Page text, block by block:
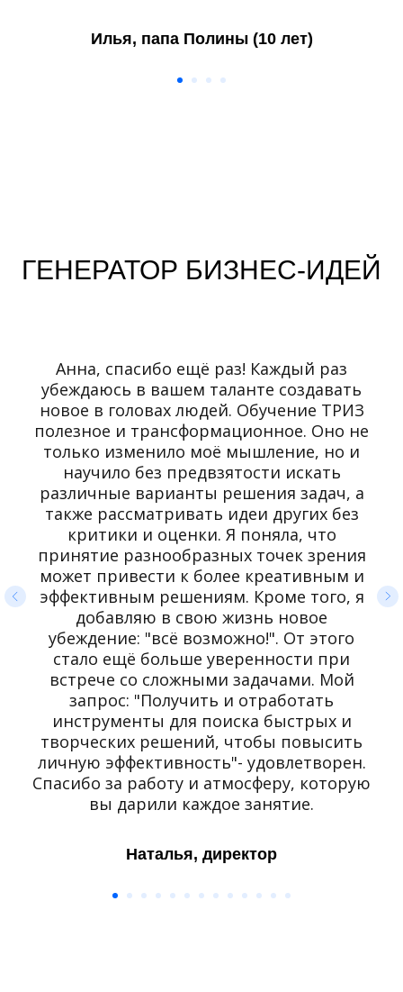
Илья, папа Полины (10 лет)
ГЕНЕРАТОР БИЗНЕС-ИДЕЙ
Анна, спасибо ещё раз! Каждый раз
убеждаюсь в вашем таланте создавать
новое в головах людей. Обучение ТРИЗ
полезное и трансформационное. Оно не
только изменило моё мышление, но и
научило без предвзятости искать
различные варианты решения задач, а
также рассматривать идеи других без
критики и оценки. Я поняла, что
принятие разнообразных точек зрения
может привести к более креативным и
эффективным решениям. Кроме того, я
добавляю в свою жизнь новое
убеждение: "всё возможно!". От этого
стало ещё больше уверенности при
встрече со сложными задачами. Мой
запрос: "Получить и отработать
инструменты для поиска быстрых и
творческих решений, чтобы повысить
личную эффективность"- удовлетворен.
Спасибо за работу и атмосферу, которую
вы дарили каждое занятие.
Наталья, директор